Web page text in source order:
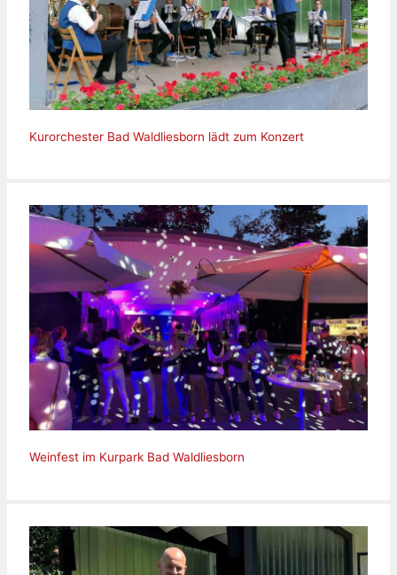
Kurorchester Bad Waldliesborn lädt zum Konzert
Weinfest im Kurpark Bad Waldliesborn